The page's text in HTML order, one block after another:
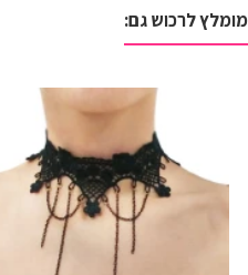
מומלץ לרכוש גם: